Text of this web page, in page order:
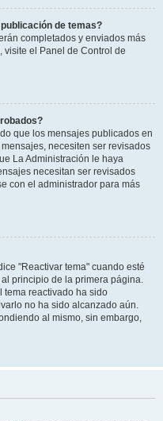
de temas?
completados y enviados más
visite el Panel de Control de
que los mensajes publicados en
necesiten ser revisados
La Administración le haya
necesitan ser revisados
con el administrador para más
"Reactivar tema" cuando esté
principio de la primera página.
tema reactivado ha sido
no ha sido alcanzado aún.
al mismo, sin embargo,